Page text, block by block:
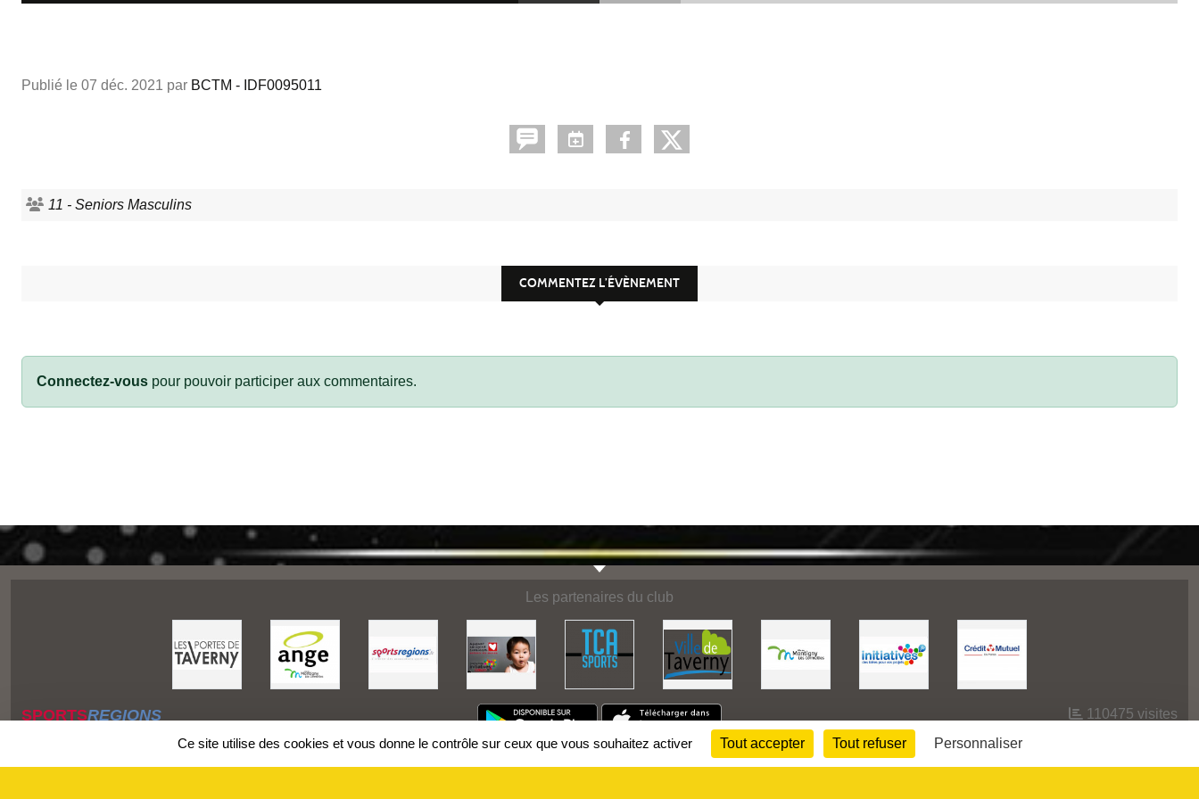
Publié le 07 déc. 2021 par BCTM - IDF0095011
11 - Seniors Masculins
COMMENTEZ L’ÉVÈNEMENT
Connectez-vous pour pouvoir participer aux commentaires.
Les partenaires du club
SPORTSREGIONS 110475 visites
Ce site utilise des cookies et vous donne le contrôle sur ceux que vous souhaitez activer Tout accepter Tout refuser Personnaliser